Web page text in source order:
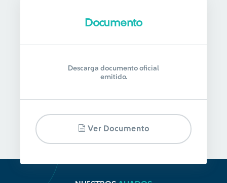
Documento
Descarga documento oficial
emitido.
Ver Documento